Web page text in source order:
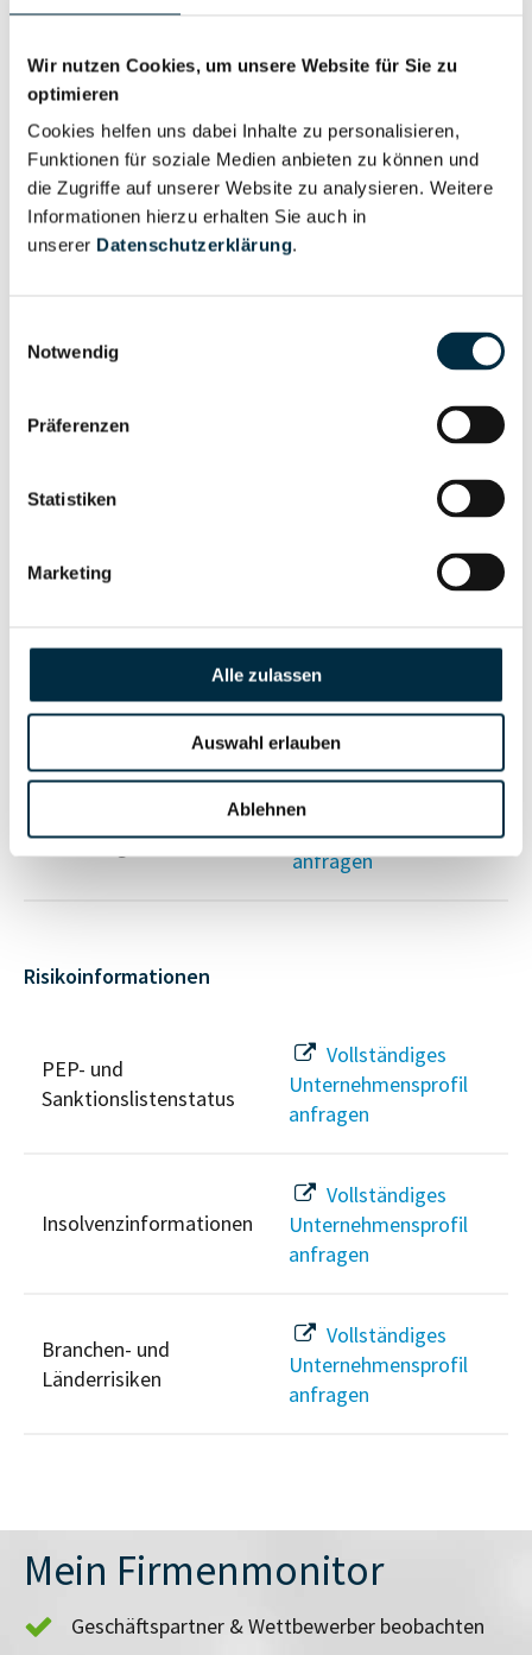
Wir nutzen Cookies, um unsere Website für Sie zu
optimieren
Cookies helfen uns dabei Inhalte zu personalisieren,
Funktionen für soziale Medien anbieten zu können und
die Zugriffe auf unserer Website zu analysieren. Weitere
Informationen hierzu erhalten Sie auch in
unserer Datenschutzerklärung.
Notwendig
Präferenzen
Statistiken
Marketing
Alle zulassen
Auswahl erlauben
Ablehnen
Geschäftsführer (2)
Nutzer
Prokurist (2)
Für registrierte
Nutzer
Vollständiges
Unternehmensprofil
Unternehmensnetzwerk
Unternehmensprofil
anfragen
Berechtigten Pfad
Unternehmensprofil
anfragen
Risikoinformationen
PEP- und
Sanktionslistenstatus
Vollständiges
Unternehmensprofil
anfragen
Insolvenzinformationen
Vollständiges
Unternehmensprofil
anfragen
Branchen- und
Länderrisiken
Vollständiges
Unternehmensprofil
anfragen
Mein Firmenmonitor
Geschäftspartner & Wettbewerber beobachten